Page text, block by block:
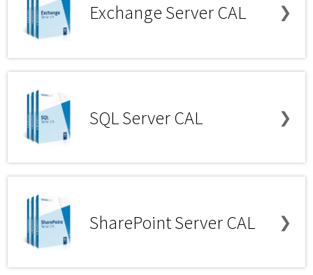
Exchange Server CAL ❯
SQL Server CAL ❯
SharePoint Server CAL ❯